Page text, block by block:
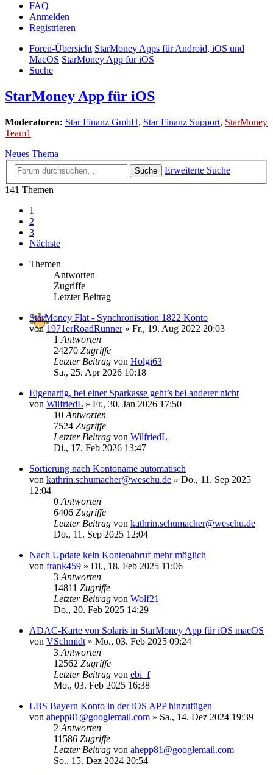
FAQ
Anmelden
Registrieren
Foren-Übersicht StarMoney Apps für Android, iOS und
MacOS StarMoney App für iOS
Suche
StarMoney App für iOS
Moderatoren: Star Finanz GmbH, Star Finanz Support, StarMoney
Team1
Neues Thema
Suche
Erweiterte Suche
141 Themen
1
2
3
Nächste
Themen
Antworten
Zugriffe
Letzter Beitrag
StarMoney Flat - Synchronisation 1822 Konto
von1971erRoadRunner» Fr., 19. Aug 2022 20:03
1 Antworten
24270 Zugriffe
Letzter Beitrag von Holgi63
Sa., 25. Apr 2026 10:18
Eigenartig, bei einer Sparkasse geht’s bei anderer nicht
von WilfriedL » Fr., 30. Jan 2026 17:50
10 Antworten
7524 Zugriffe
Letzter Beitrag von WilfriedL
Di., 17. Feb 2026 13:47
Sortierung nach Kontoname automatisch
von kathrin.schumacher@weschu.de » Do., 11. Sep 2025
12:04
0 Antworten
6406 Zugriffe
Letzter Beitrag von kathrin.schumacher@weschu.de
Do., 11. Sep 2025 12:04
Nach Update kein Kontenabruf mehr möglich
von frank459 » Di., 18. Feb 2025 11:06
3 Antworten
14811 Zugriffe
Letzter Beitrag von Wolf21
Do., 20. Feb 2025 14:29
ADAC-Karte von Solaris in StarMoney App für iOS macOS
von VSchmidt » Mo., 03. Feb 2025 09:24
3 Antworten
12562 Zugriffe
Letzter Beitrag von ebi_f
Mo., 03. Feb 2025 16:38
LBS Bayern Konto in der iOS APP hinzufügen
von ahepp81@googlemail.com » Sa., 14. Dez 2024 19:39
2 Antworten
11586 Zugriffe
Letzter Beitrag von ahepp81@googlemail.com
So., 15. Dez 2024 20:54